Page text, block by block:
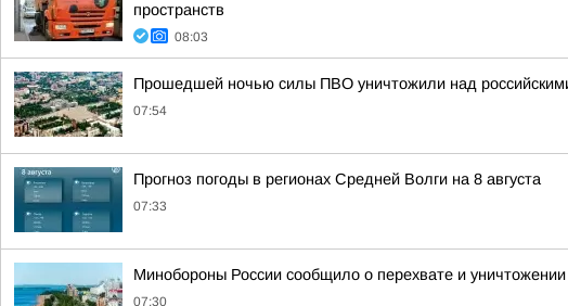
пространств
08:03
Прошедшей ночью силы ПВО уничтожили над
07:54
Прогноз погоды в регионах Средней Волги на 8 августа
07:33
Минобороны России сообщило о перехвате и уничтожении
07:30